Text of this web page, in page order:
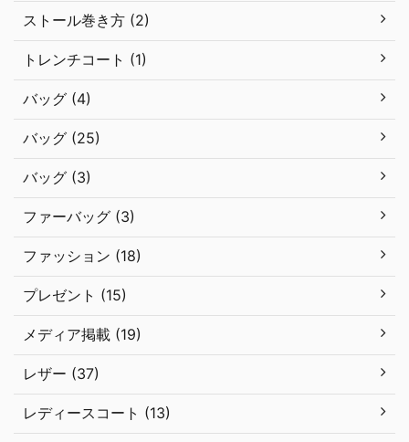
ストール巻き方 (2)
トレンチコート (1)
バッグ (4)
バッグ (25)
バッグ (3)
ファーバッグ (3)
ファッション (18)
プレゼント (15)
メディア掲載 (19)
レザー (37)
レディースコート (13)